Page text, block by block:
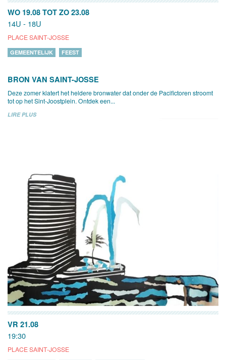
WO 19.08 TOT ZO 23.08
14U - 18U
PLACE SAINT-JOSSE
GEMEENTELIJK FEEST
BRON VAN SAINT-JOSSE
Deze zomer klatert het heldere bronwater dat onder de Pacifictoren stroomt
tot op het Sint-Joostplein. Ontdek een...
LIRE PLUS
VR 21.08
19:30
PLACE SAINT-JOSSE